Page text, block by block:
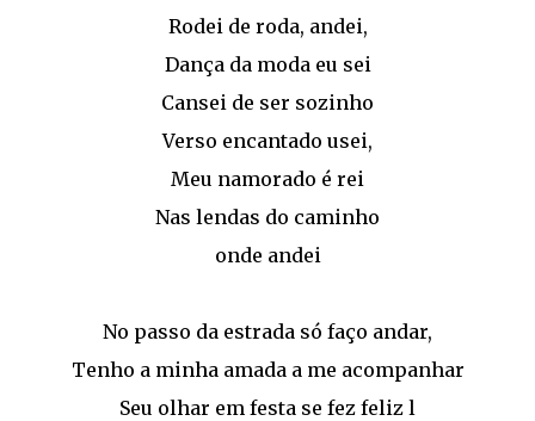
Rodei de roda, andei,
Dança da moda eu sei
Cansei de ser sozinho
Verso encantado usei,
Meu namorado é rei
Nas lendas do caminho
onde andei
No passo da estrada só faço andar,
Tenho a minha amada a me acompanhar
Seu olhar em festa se fez feliz l